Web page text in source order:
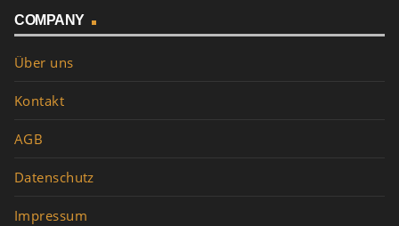
COMPANY
Über uns
Kontakt
AGB
Datenschutz
Impressum